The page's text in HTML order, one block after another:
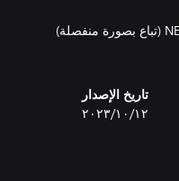
يتطلب لعبة NEED FOR SPEED UNBOUND (تباع بصورة منفصلة)
تاريخ الإصدار
١٢‏/١٠‏/٢٠٢٣